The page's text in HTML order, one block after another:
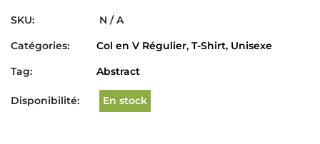
SKU:
N / A
Catégories:
Col en V Régulier, T-Shirt, Unisexe
Tag:
Abstract
Disponibilité: En stock